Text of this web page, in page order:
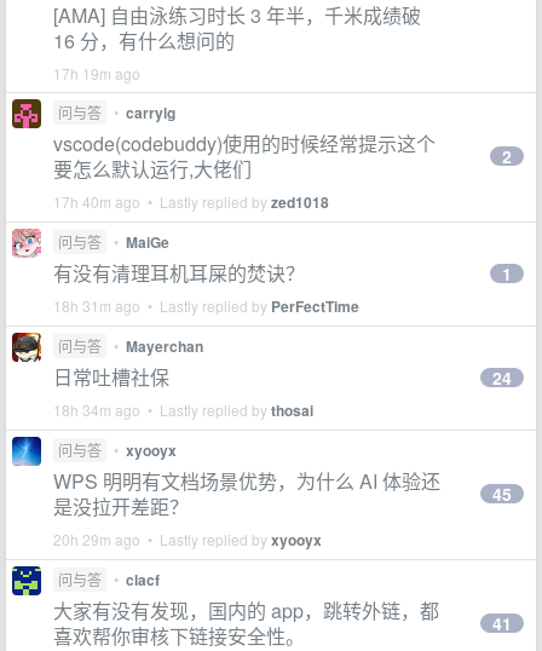
[AMA] 自由泳练习时长 3 年半，千米成绩破
16 分，有什么想问的
17h 19m ago
问与答
• carrylg
vscode(codebuddy)使用的时候经常提示这个
要怎么默认运行,大佬们
17h 40m ago • Lastly replied byzed1018
2
问与答 • MaiGe
有没有清理耳机耳屎的焚诀？
18h 31m ago • Lastly replied by PerFectTime
1
问与答 • Mayerchan
日常吐槽社保
18h 34m ago • Lastly replied bythosai
24
问与答 • xyooyx
WPS 明明有文档场景优势，为什么 AI 体验还
是没拉开差距？
20h 29m ago • Lastly replied byxyooyx
45
问与答 • clacf
大家有没有发现，国内的 app，跳转外链，都
喜欢帮你审核下链接安全性。
41